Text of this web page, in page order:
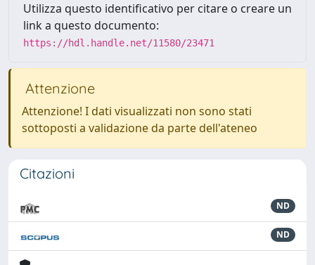
Utilizza questo identificativo per citare o creare un
link a questo documento:
https://hdl.handle.net/11580/23471
Attenzione
Attenzione! I dati visualizzati non sono stati
sottoposti a validazione da parte dell'ateneo
Citazioni
ND
ND